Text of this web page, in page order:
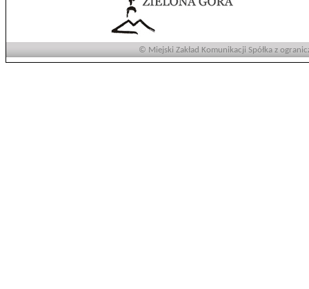
© Miejski Zakład Komunikacji Spółka z